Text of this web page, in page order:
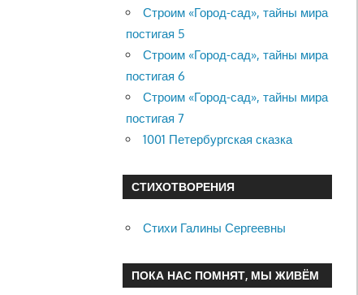
Строим «Город-сад», тайны мира
постигая 5
Строим «Город-сад», тайны мира
постигая 6
Строим «Город-сад», тайны мира
постигая 7
1001 Петербургская сказка
СТИХОТВОРЕНИЯ
Стихи Галины Сергеевны
ПОКА НАС ПОМНЯТ, МЫ ЖИВЁМ